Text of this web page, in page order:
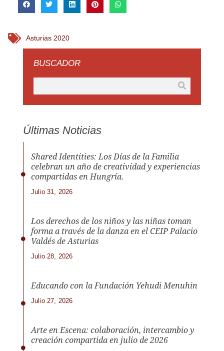
Asturias 2020
BUSCADOR
Últimas Noticias
Shared Identities: Los Días de la Familia
celebran un año de creatividad y experiencias
compartidas en Hungría.
Julio 31, 2026
Los derechos de los niños y las niñas toman
forma a través de la danza en el CEIP Palacio
Valdés de Asturias
Julio 28, 2026
Educando con la Fundación Yehudi Menuhin
Julio 27, 2026
Arte en Escena: colaboración, intercambio y
creación compartida en julio de 2026